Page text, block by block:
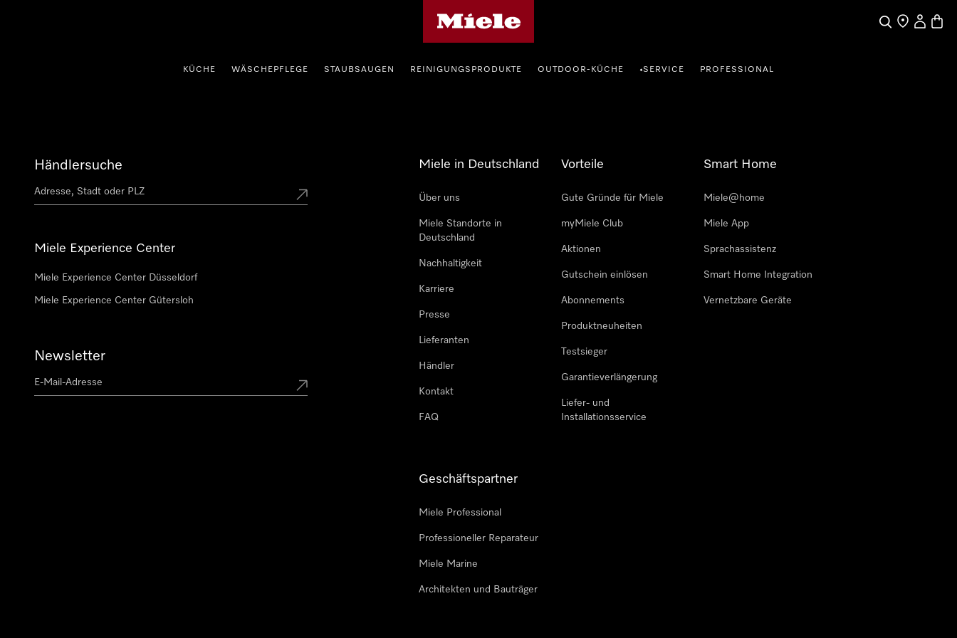
SucheHändler
Mein
KÜCHE WÄSCHEPFLEGE STAUBSAUGEN REINIGUNGSPRODUKTE OUTDOOR-KÜCHE •SERVICE PROFESSIONAL
Händlersuche
Miele Experience Center
Miele Experience Center Düsseldorf
Miele Experience Center Gütersloh
Newsletter
Miele in Deutschland
Über uns
Miele Standorte in
Deutschland
Nachhaltigkeit
Karriere
Presse
Lieferanten
Händler
Kontakt
FAQ
Vorteile
Gute Gründe für Miele
myMiele Club
Aktionen
Gutschein einlösen
Abonnements
Produktneuheiten
Testsieger
Garantieverlängerung
Liefer- und
Installationsservice
Smart Home
Miele@home
Miele App
Sprachassistenz
Smart Home Integration
Vernetzbare Geräte
Geschäftspartner
Miele Professional
Professioneller Reparateur
Miele Marine
Architekten und Bauträger